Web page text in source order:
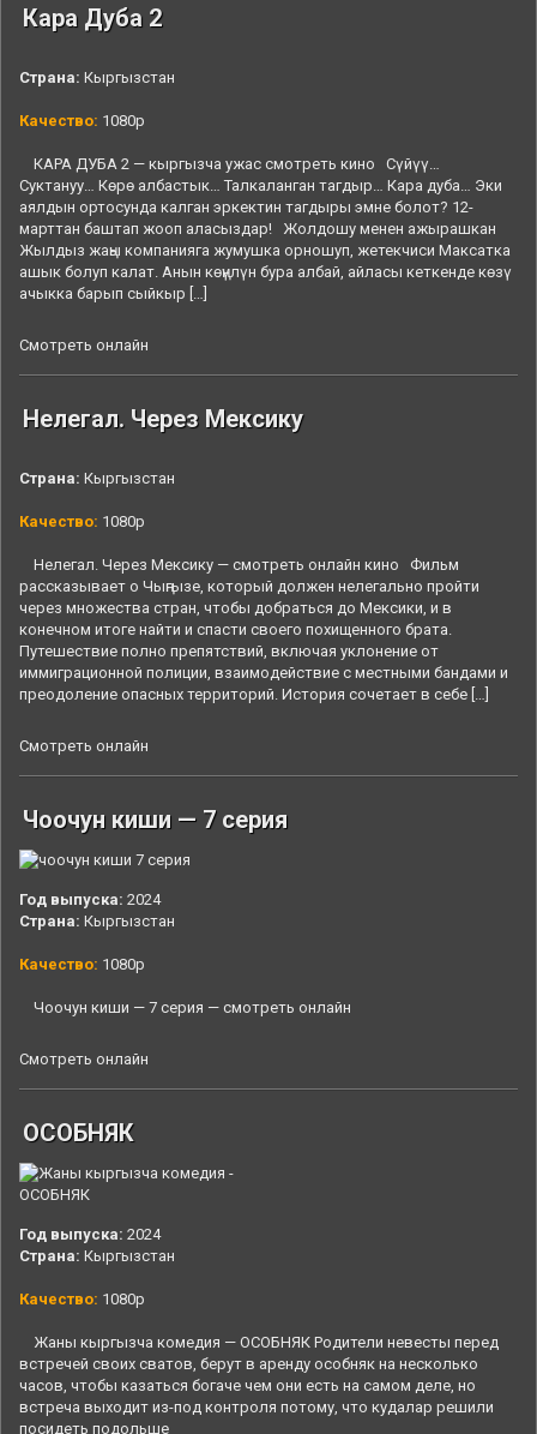
Кара Дуба 2
Страна: Кыргызстан
Качество: 1080p
КАРА ДУБА 2 — кыргызча ужас смотреть кино Сүйүү…
Суктануу… Көрө албастык… Талкаланган тагдыр… Кара дуба… Эки
аялдын ортосунда калган эркектин тагдыры эмне болот? 12-
марттан баштап жооп аласыздар! Жолдошу менен ажырашкан
Жылдыз жаңы компанияга жумушка орношуп, жетекчиси Максатка
ашык болуп калат. Анын көңүлүн бура албай, айласы кеткенде көзү
ачыкка барып сыйкыр […]
Смотреть онлайн
Нелегал. Через Мексику
Страна: Кыргызстан
Качество: 1080p
Нелегал. Через Мексику — смотреть онлайн кино Фильм
рассказывает о Чыңгызе, который должен нелегально пройти
через множества стран, чтобы добраться до Мексики, и в
конечном итоге найти и спасти своего похищенного брата.
Путешествие полно препятствий, включая уклонение от
иммиграционной полиции, взаимодействие с местными бандами и
преодоление опасных территорий. История сочетает в себе […]
Смотреть онлайн
Чоочун киши — 7 серия
Год выпуска: 2024
Страна: Кыргызстан
Качество: 1080p
Чоочун киши — 7 серия — смотреть онлайн
Смотреть онлайн
ОСОБНЯК
Год выпуска: 2024
Страна: Кыргызстан
Качество: 1080p
Жаны кыргызча комедия — ОСОБНЯК Родители невесты перед
встречей своих сватов, берут в аренду особняк на несколько
часов, чтобы казаться богаче чем они есть на самом деле, но
встреча выходит из-под контроля потому, что кудалар решили
посидеть подольше